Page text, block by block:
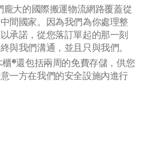
龐大的國際搬運物流網路覆蓋從
間國家。因為我們為你處理整
承諾，從您落訂單起的那一刻
與我們溝通，並且只與我們。
®還包括兩周的免費存儲，供您
一方在我們的安全設施內進行